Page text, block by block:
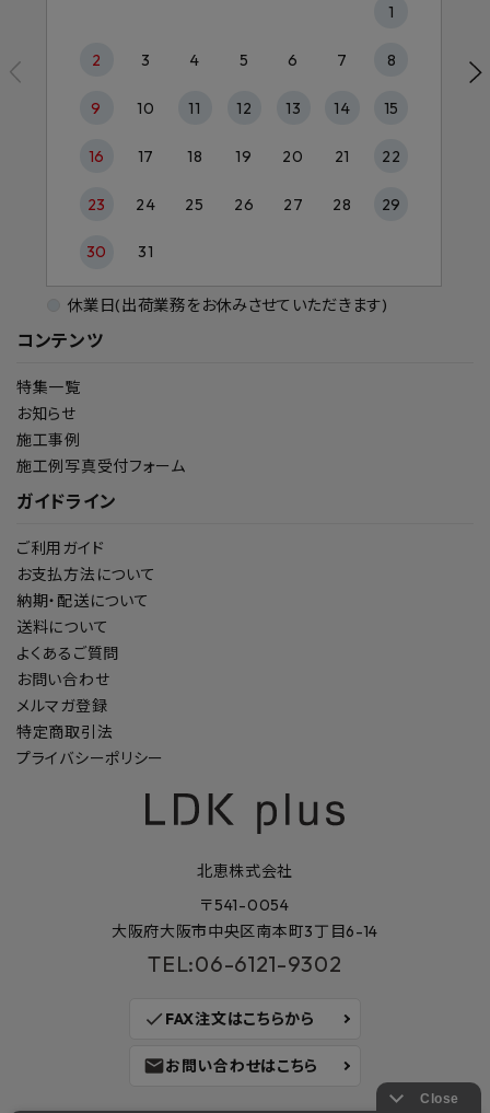
コンテンツ
特集一覧
お知らせ
施工事例
施工例写真受付フォーム
ガイドライン
ご利用ガイド
お支払方法について
納期・配送について
送料について
よくあるご質問
お問い合わせ
メルマガ登録
特定商取引法
プライバシーポリシー
1
2 3 4 5 6 7 8
9 10 11 12 13 14 15
16 17 18 19 20 21 22
23 24 25 26 27 28 29
30 31
休業日(出荷業務をお休みさせていただきます)
北恵株式会社
〒541-0054
大阪府大阪市中央区南本町3丁目6-14
TEL:06-6121-9302
check FAX注文はこちらから
mailお問い合わせはこちら